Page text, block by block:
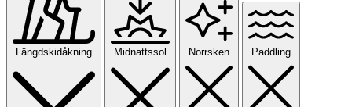
Längdskidåkning Midnattssol Norrsken Paddling